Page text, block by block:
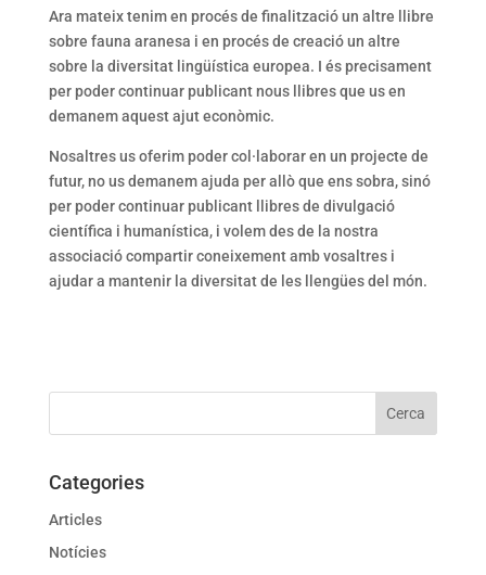
Ara mateix tenim en procés de finalització un altre llibre
sobre fauna aranesa i en procés de creació un altre
sobre la diversitat lingüística europea. I és precisament
per poder continuar publicant nous llibres que us en
demanem aquest ajut econòmic.
Nosaltres us oferim poder col·laborar en un projecte de
futur, no us demanem ajuda per allò que ens sobra, sinó
per poder continuar publicant llibres de divulgació
científica i humanística, i volem des de la nostra
associació compartir coneixement amb vosaltres i
ajudar a mantenir la diversitat de les llengües del món.
Categories
Articles
Notícies